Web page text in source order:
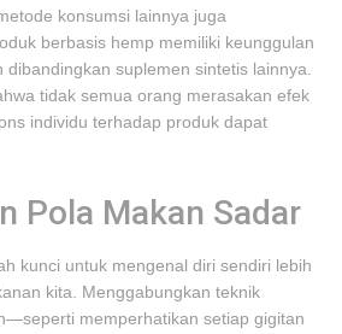
konsumsi lainnya juga
berbasis hemp memiliki keunggulan
suplemen sintetis lainnya.
tidak semua orang merasakan efek
individu terhadap produk dapat
Pola Makan Sadar
kunci untuk mengenal diri sendiri lebih
kita. Menggabungkan teknik
memperhatikan setiap gigitan